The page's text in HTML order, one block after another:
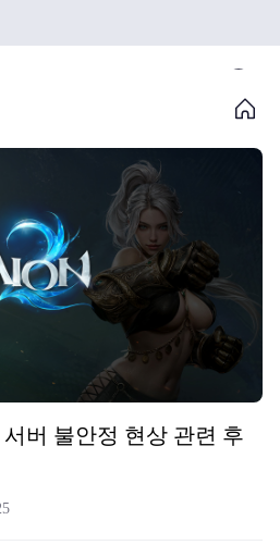
버 불안정 현상 관련 후